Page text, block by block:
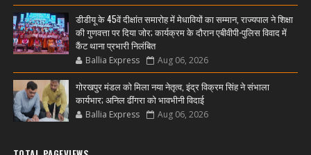
डीडीयू के 45वें दीक्षांत समारोह में मेधावियों का सम्मान, राज्यपाल ने शिक्षा
की गुणवत्ता पर दिया जोर; कार्यक्रम के दौरान एबीवीपी-पुलिस विवाद में
कैंट थाना प्रभारी निलंबित
Ballia Express Aug 06, 2026
गोरखपुर मंडल को मिला नया नेतृत्व, इंद्र विक्रम सिंह ने संभाला
कार्यभार; अनिल ढींगरा को भावभीनी विदाई
Ballia Express Aug 06, 2026